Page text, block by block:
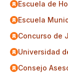
Escuela de
Escuela
Concurso de
Universidad
Consejo